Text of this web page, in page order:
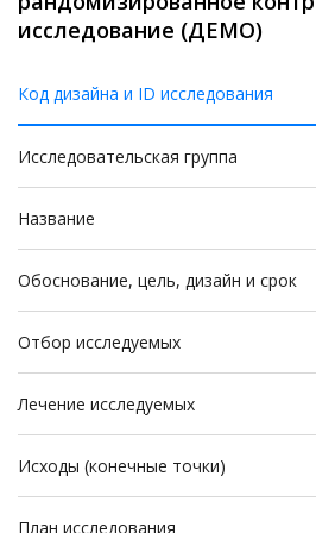
исследование (ДЕМО)
Код дизайна и ID исследования
Исследовательская группа
Название
Обоснование, цель, дизайн и срок
Отбор исследуемых
Лечение исследуемых
Исходы (конечные точки)
План исследования